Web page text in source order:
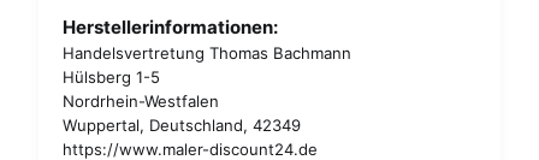
Herstellerinformationen:
Handelsvertretung Thomas Bachmann
Hülsberg 1-5
Nordrhein-Westfalen
Wuppertal, Deutschland, 42349
https://www.maler-discount24.de